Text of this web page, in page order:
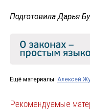
Подготовила Дарья
Ещё материалы: Алексей
Рекомендуемые